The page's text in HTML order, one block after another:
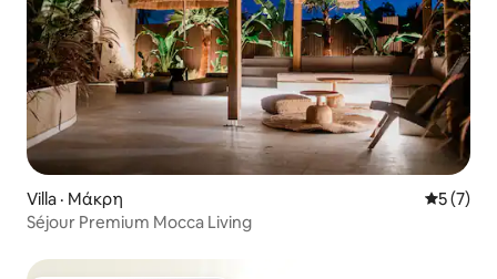
Villa · Μάκρη Note
5 (7)
Séjour Premium Mocca Living